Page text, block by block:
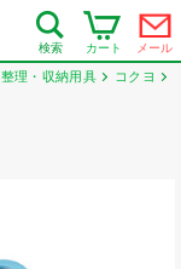
検索 カート メール
整理・収納用具
コクヨ